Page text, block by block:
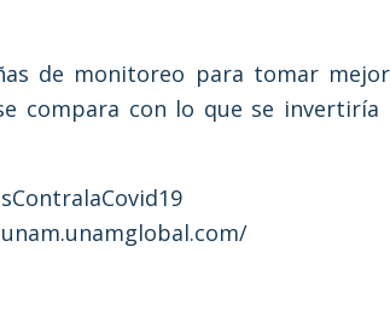
de monitoreo para tomar
compara con lo que se invertiría
PARA HACER FRENTE A LA PANDEMIA